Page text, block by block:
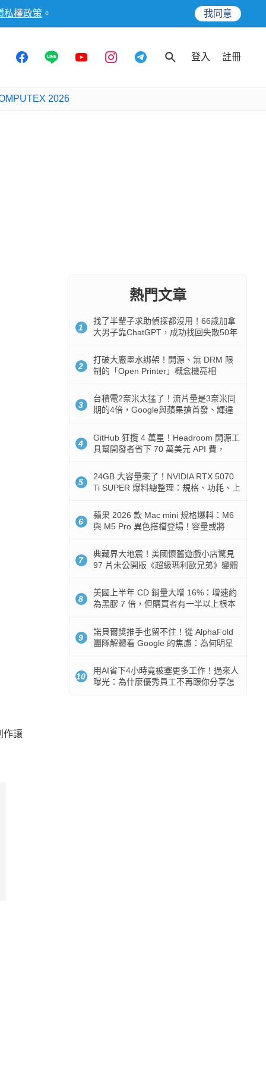
私權政策 。 我同意
登入 註冊
2026
作讓
熱門文章
1
找了半輩子求助偵探都沒用！66歲加拿
大男子靠ChatGPT，成功找回失散50年
2
打破大廠墨水綁架！開源、無 DRM 限
制的「Open Printer」概念機亮相
3
台積電2奈米太猛了！流片量是3奈米同
期的4倍，Google與蘋果搶首發、輝達
4
GitHub 狂攬 4 萬星！Headroom 開源工
具幫開發者省下 70 萬美元 API 費，
5
24GB 大容量來了！NVIDIA RTX 5070
Ti SUPER 爆料總整理：規格、功耗、上
6
蘋果 2026 款 Mac mini 規格爆料：M6
與 M5 Pro 異色搭檔登場！容量或將
7
典藏界大地震！美國懷舊遊戲小店驚見
97 片未公開版《超級瑪利歐兄弟》變體
8
美國上半年 CD 銷量大增 16%：增速約
為黑膠 7 倍，但購買者有一半以上根本
9
諾貝爾獎推手也留不住！從 AlphaFold
團隊解體看 Google 的焦慮：為何明星
10
用AI省下4小時竟被塞更多工作！過來人
曝光：為什麼優秀員工不再跟你分享怎